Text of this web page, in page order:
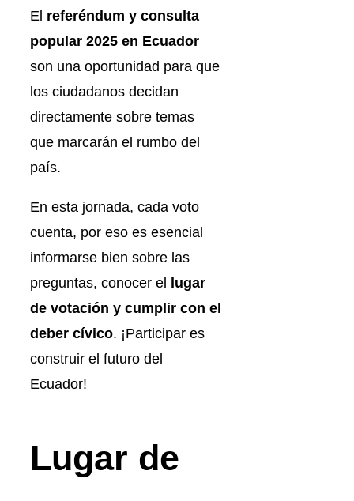
El referéndum y consulta
popular 2025 en Ecuador
son una oportunidad para que
los ciudadanos decidan
directamente sobre temas
que marcarán el rumbo del
país.
En esta jornada, cada voto
cuenta, por eso es esencial
informarse bien sobre las
preguntas, conocer el lugar
de votación y cumplir con el
deber cívico. ¡Participar es
construir el futuro del
Ecuador!
Lugar de